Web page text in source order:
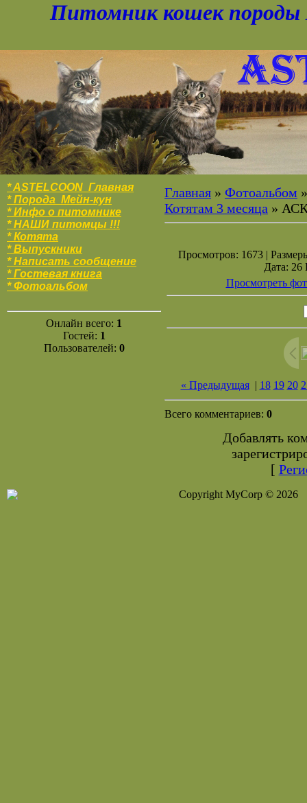
Питомник кошек породы
* ASTELCOON Главная
* Порода Мейн-кун
* Инфо о питомнике
* НАШИ питомцы !!!
* Котята
* Выпускники
* Написать сообщение
* Гостевая книга
* Фотоальбом
Онлайн всего: 1
Гостей: 1
Пользователей: 0
Главная » Фотоальбом
Котятам 3 месяца »
Просмотров: 1673 |
Дата:
Просмотреть
« Предыдущая| 18 19 20
Всего комментариев: 0
Добавлять
[
Copyright MyCorp © 2026